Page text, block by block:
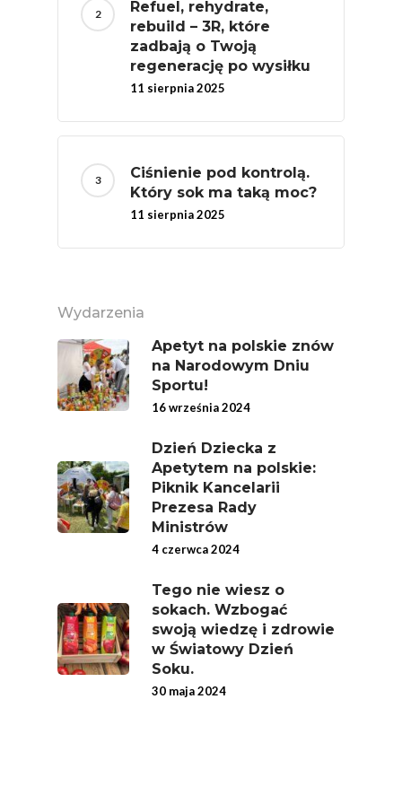
Refuel, rehydrate,
rebuild – 3R, które
zadbają o Twoją
regenerację po wysiłku
11 sierpnia 2025
Ciśnienie pod kontrolą.
Który sok ma taką moc?
11 sierpnia 2025
Wydarzenia
Apetyt na polskie znów
na Narodowym Dniu
Sportu!
16 września 2024
Dzień Dziecka z
Apetytem na polskie:
Piknik Kancelarii
Prezesa Rady
Ministrów
4 czerwca 2024
Tego nie wiesz o
sokach. Wzbogać
swoją wiedzę i zdrowie
w Światowy Dzień
Soku.
30 maja 2024
Konsumpcji Warzyw
Owoców
Związków
Jedz Owoce I
Owoce
Ekologicznej
Chrup Owoce, Jedz
Warzywa – To Na
Świetnie Wpływa
Good Move
Związek Zawodowy
Rolników Ojczyzna